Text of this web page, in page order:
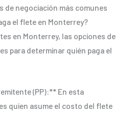
de negociación más comunes
el flete en Monterrey?
en Monterrey, las opciones de
para determinar quién paga el
(PP):** En esta
quien asume el costo del flete